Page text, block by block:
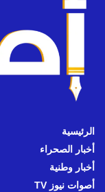
الرئيسية
أخبار الصحراء
أخبار وطنية
أصوات نيوز TV